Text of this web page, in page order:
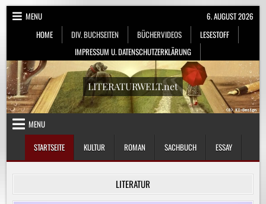
Skip
MENU
HOME
DIV. BUCHSEITEN BÜCHERVIDEOS
LESESTOFF
IMPRESSUM U. DATENSCHUTZERKLÄRUNG
6. AUGUST 2026
LITERATURWELT.net
MENU
STARTSEITE
KULTUR ROMAN SACHBUCH ESSAY
LITERATUR